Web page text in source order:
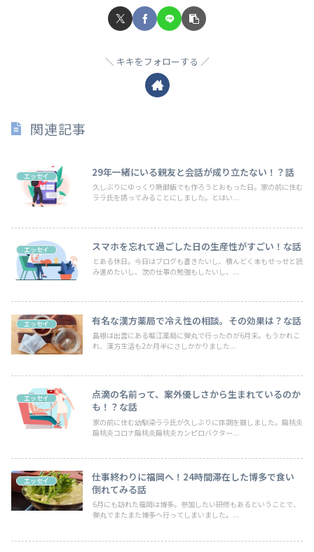
キキをフォローする
関連記事
エッセイ 29年一緒にいる親友と会話が成り立たない！？話
久しぶりにゆっくり晩御飯でも作ろうとおもった日。家の前に住む
ララ氏を誘ってみることにしました。とはい...
エッセイ スマホを忘れて過ごした日の生産性がすごい！な話
とある休日。今日はブログも書きたいし、積んどく本もせっせと読
み進めたいし、次の仕事の勉強もしたいし、...
エッセイ 有名な漢方薬局で冷え性の相談。その効果は？な話
島根は出雲にある堀江薬局に弾丸で行ったのが6月末。もうかれこ
れ、漢方生活も2か月半にさしかかりました...
エッセイ
点滴の名前って、案外優しさから生まれているのか
も！？な話
家の前に住む幼馴染ララ氏が久しぶりに体調を崩しました。扁桃炎
扁桃炎コロナ扁桃炎扁桃炎カンピロバクター...
エッセイ
仕事終わりに福岡へ！24時間滞在した博多で食い
倒れてみる話
6月にも訪れた福岡は博多。参加したい研修もあるということで、
弾丸でまたまた博多へ行ってしまいました。...